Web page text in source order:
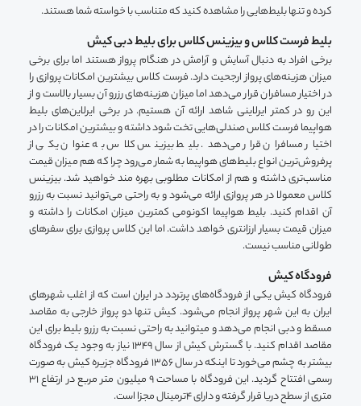
کرده و تنها بلیط‌هایی را مشاهده کنید که متناسب با خواسته شما هستند.
بلیط فرست کلاس و بیزینس کلاس برای بلیط دبی کیش
برخی افراد به دنبال آسایش و آرامش در هنگام پرواز هستند اما برای برخی
میزان هزینه‌های پرواز ارجحیت دارد. فرست کلاس بیشترین امکانات پروازی را
در اختیار مسافران قرار می‌دهد اما میزان هزینه‌های رزرو آن بسیار بالاست و از
این رو در کمتر ایرلاینی شاهد ارائه آن هستیم. در برخی ایرلاین‌های بلیط
هواپیما فرست کلاس صندلی‌هایی تخت شود داشته و بیشترین امکانات را در
اختیار مسافران قرار می‌دهد. بلیط بیزینس کلاس به عنوان یکی از
پرفروش‌ترین انواع بلیط‌های هواپیما به شمار می‌رود چرا که هم میزان قیمت
مناسب‌تری داشته و هم از امکانات مطلوبی بهره مند خواهید شد. بیزینس
کلاس معمولا در هر پروازی ارائه می‌شود و به راحتی می‌توانید نسبت به رزرو
آن اقدام کنید. بلیط هواپیما اکونومی ‌کمترین میزان امکانات را داشته و
میزان قیمت بسیار ارزانتری خواهد داشت. اما این کلاس پروازی برای سفرهای
طولانی مناسب نیست.
فرودگاه کیش
فرودگاه کیش یکی از فرودگاه‌های پرتردد در ایران است که از اغلب شهرهای
ایران به این شهر پرواز انجام می‌شود. کیش تنها دو پرواز خارجی به مقاصد
مسقط و دبی انجام می‌دهد و میتوانید به راحتی نسبت به رزرو بلیط برای این
مقاصد اقدام کنید. با گسترش کیش از سال 1349 نیاز به وجود یک فرودگاه
بیشتر به چشم می‌خورد تا اینکه در سال 1356 فرودگاه جزیره کیش به صورت
رسمی ‌افتتاح گردید. این فرودگاه با مساحت 9 میلیون متر مربع در ارتفاع 31
متری از سطح دریا قرار گرفته و دارای 4‌ترمینال مجزا است.